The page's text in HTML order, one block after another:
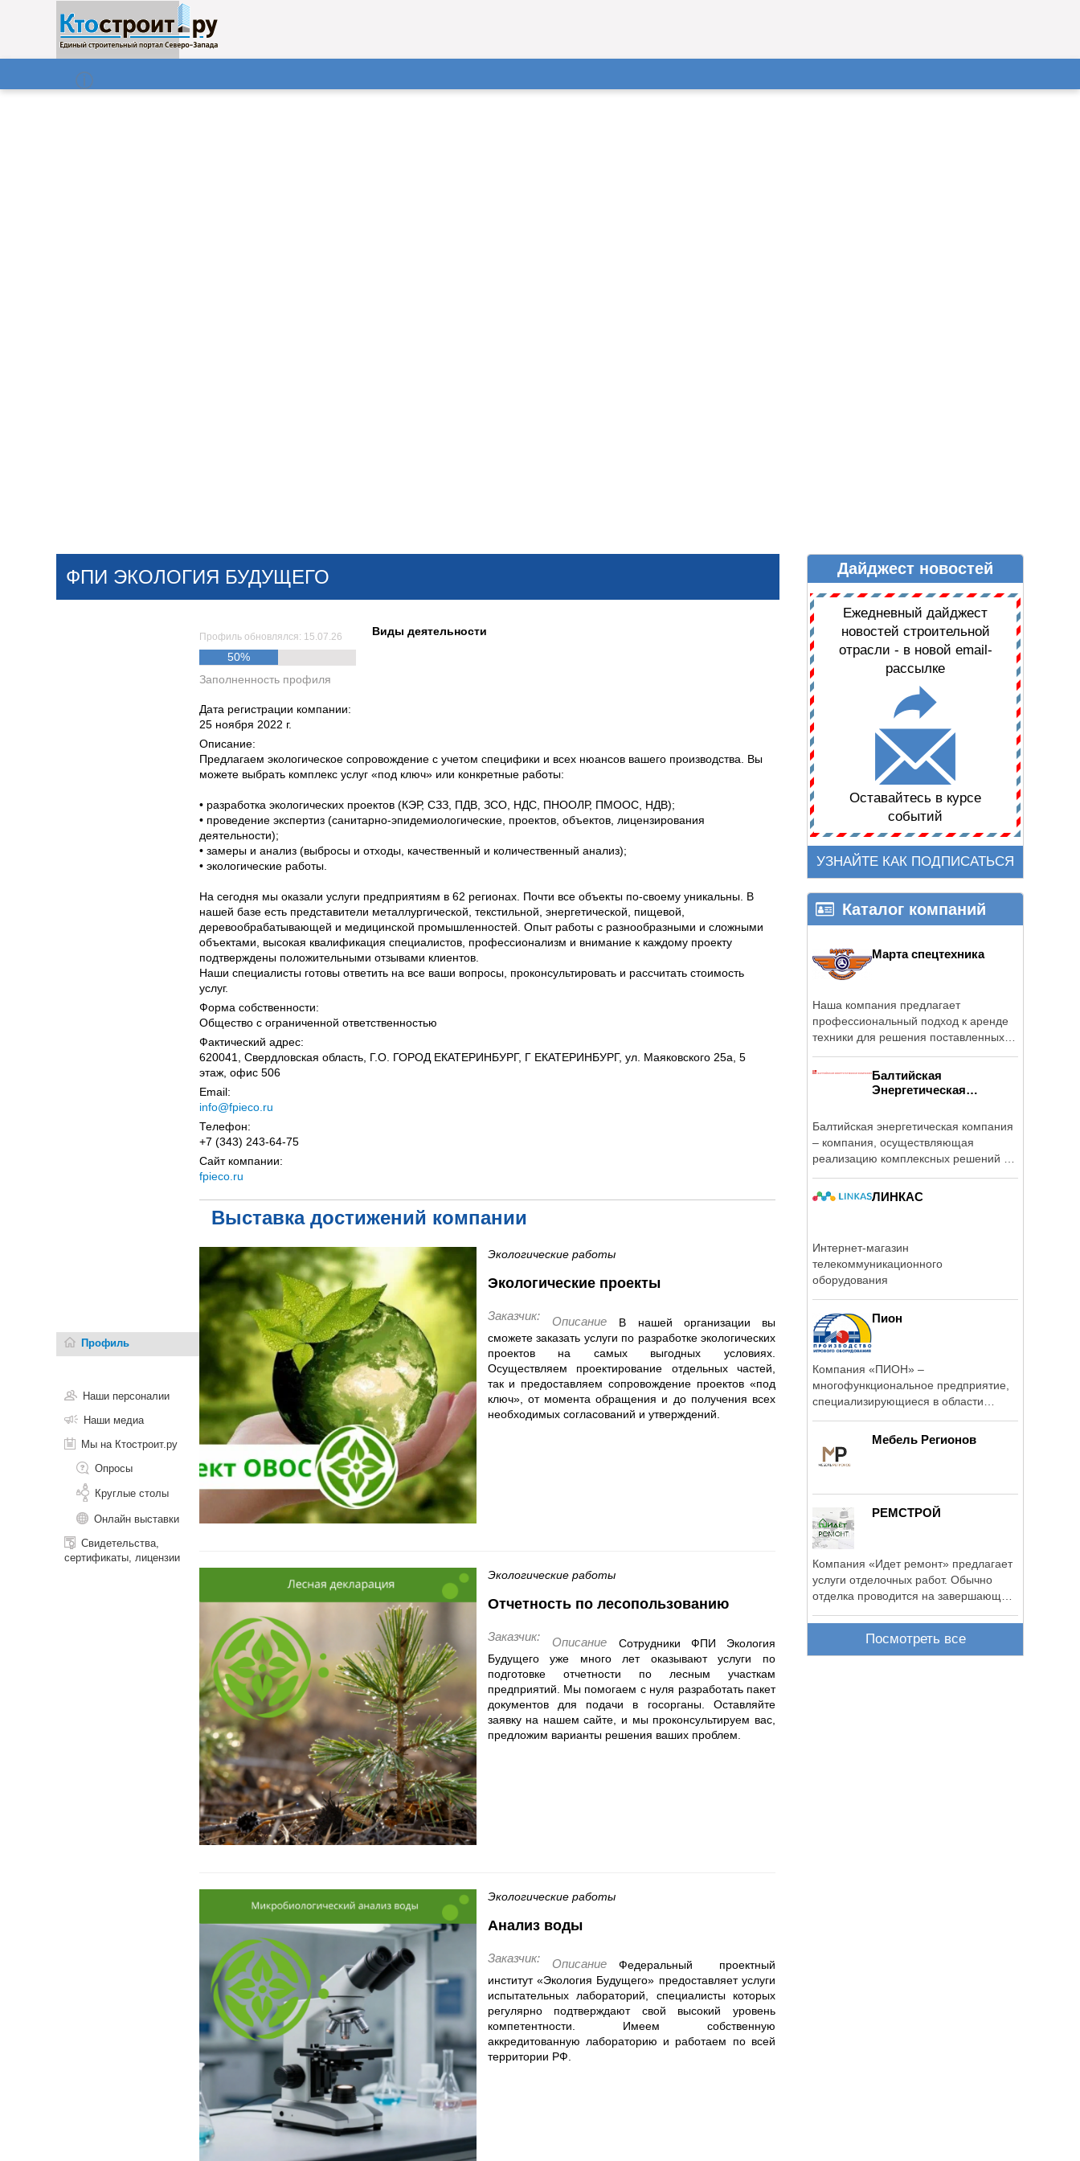
Поиск
НОВОСТИ СТАТЬИ КОМПАНИИ ДАЙДЖЕСТ НОВОСТЕЙ
ФПИ ЭКОЛОГИЯ БУДУЩЕГО
Профиль
Наши персоналии
Наши медиа
Мы на Ктостроит.ру
Опросы
Круглые столы
Онлайн выставки
Свидетельства,
сертификаты, лицензии
Профиль обновлялся: 15.07.26
50%
Заполненность профиля
Виды деятельности
Дата регистрации компании:
25 ноября 2022 г.
Описание:
Предлагаем экологическое сопровождение с учетом специфики и всех нюансов вашего производства. Вы
можете выбрать комплекс услуг «под ключ» или конкретные работы:
• разработка экологических проектов (КЭР, СЗЗ, ПДВ, ЗСО, НДС, ПНООЛР, ПМООС, НДВ);
• проведение экспертиз (санитарно-эпидемиологические, проектов, объектов, лицензирования
деятельности);
• замеры и анализ (выбросы и отходы, качественный и количественный анализ);
• экологические работы.
На сегодня мы оказали услуги предприятиям в 62 регионах. Почти все объекты по-своему уникальны. В
нашей базе есть представители металлургической, текстильной, энергетической, пищевой,
деревообрабатывающей и медицинской промышленностей. Опыт работы с разнообразными и сложными
объектами, высокая квалификация специалистов, профессионализм и внимание к каждому проекту
подтверждены положительными отзывами клиентов.
Наши специалисты готовы ответить на все ваши вопросы, проконсультировать и рассчитать стоимость
услуг.
Форма собственности:
Общество с ограниченной ответственностью
Фактический адрес:
620041, Свердловская область, Г.О. ГОРОД ЕКАТЕРИНБУРГ, Г ЕКАТЕРИНБУРГ, ул. Маяковского 25а, 5
этаж, офис 506
Email:
info@fpieco.ru
Телефон:
+7 (343) 243-64-75
Сайт компании:
fpieco.ru
Выставка достижений компании
Экологические работы
Экологические проекты
Заказчик: Описание
В нашей организации вы
сможете заказать услуги по разработке экологических
проектов на самых выгодных условиях.
Осуществляем проектирование отдельных частей,
так и предоставляем сопровождение проектов «под
ключ», от момента обращения и до получения всех
необходимых согласований и утверждений.
Экологические работы
Отчетность по лесопользованию
Заказчик: Описание
Сотрудники ФПИ Экология
Будущего уже много лет оказывают услуги по
подготовке отчетности по лесным участкам
предприятий. Мы помогаем с нуля разработать пакет
документов для подачи в госорганы. Оставляйте
заявку на нашем сайте, и мы проконсультируем вас,
предложим варианты решения ваших проблем.
Экологические работы
Анализ воды
Заказчик: Описание
Федеральный проектный
институт «Экология Будущего» предоставляет услуги
испытательных лабораторий, специалисты которых
регулярно подтверждают свой высокий уровень
компетентности. Имеем собственную
аккредитованную лабораторию и работаем по всей
территории РФ.
Дайджест новостей
Ежедневный дайджест
новостей строительной
отрасли - в новой email-
рассылке
Оставайтесь в курсе
событий
УЗНАЙТЕ КАК ПОДПИСАТЬСЯ
Каталог компаний
Марта спецтехника
Наша компания предлагает
профессиональный подход к аренде
техники для решения поставленных
Балтийская
Энергетическая
Балтийская энергетическая компания
– компания, осуществляющая
реализацию комплексных решений в
ЛИНКАС
Интернет-магазин
телекоммуникационного
оборудования
Пион
Компания «ПИОН» –
многофункциональное предприятие,
специализирующиеся в области
Мебель Регионов
РЕМСТРОЙ
Компания «Идет ремонт» предлагает
услуги отделочных работ. Обычно
отделка проводится на завершающем
Посмотреть все